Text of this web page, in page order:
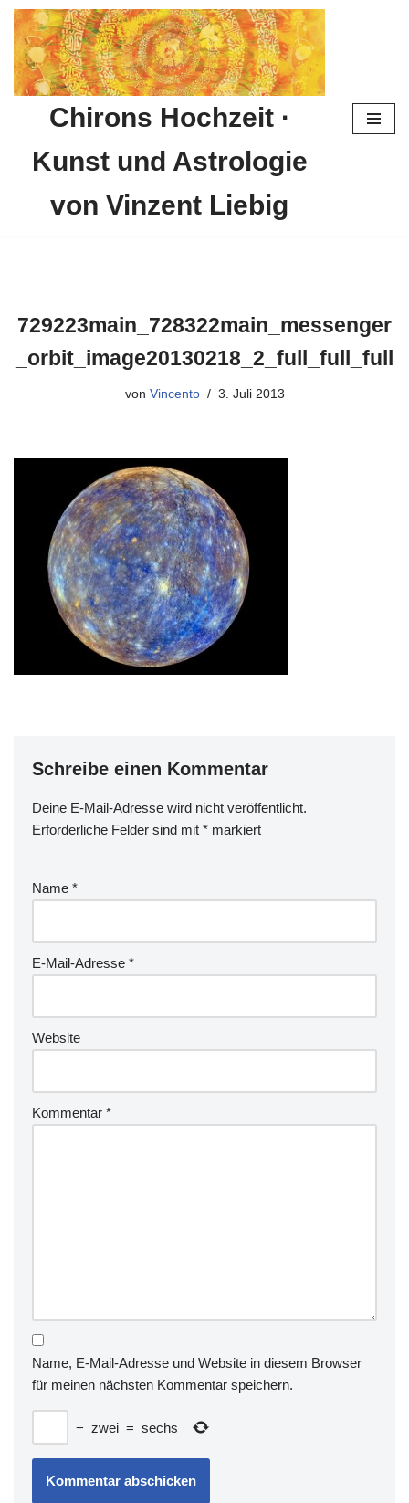
Zum
Inhalt
springen
Chirons Hochzeit ·
Kunst und Astrologie
von Vinzent Liebig
729223main_728322main_messenger
_orbit_image20130218_2_full_full_full
von Vincento 3. Juli 2013
Schreibe einen Kommentar
Deine E-Mail-Adresse wird nicht veröffentlicht.
Erforderliche Felder sind mit * markiert
Name *
E-Mail-Adresse *
Website
Kommentar *
Name, E-Mail-Adresse und Website in diesem Browser
für meinen nächsten Kommentar speichern.
− zwei = sechs